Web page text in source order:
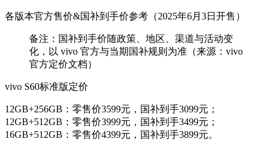
各版本官方售价&国补到手价参考（2025年6月3日开售）
备注：国补到手价随政策、地区、渠道与活动变
化，以 vivo 官方与当期国补规则为准（来源：vivo
官方定价文档）
vivo S60标准版定价
12GB+256GB：零售价3599元，国补到手3099元；
12GB+512GB：零售价3999元，国补到手3499元；
16GB+512GB：零售价4399元，国补到手3899元。